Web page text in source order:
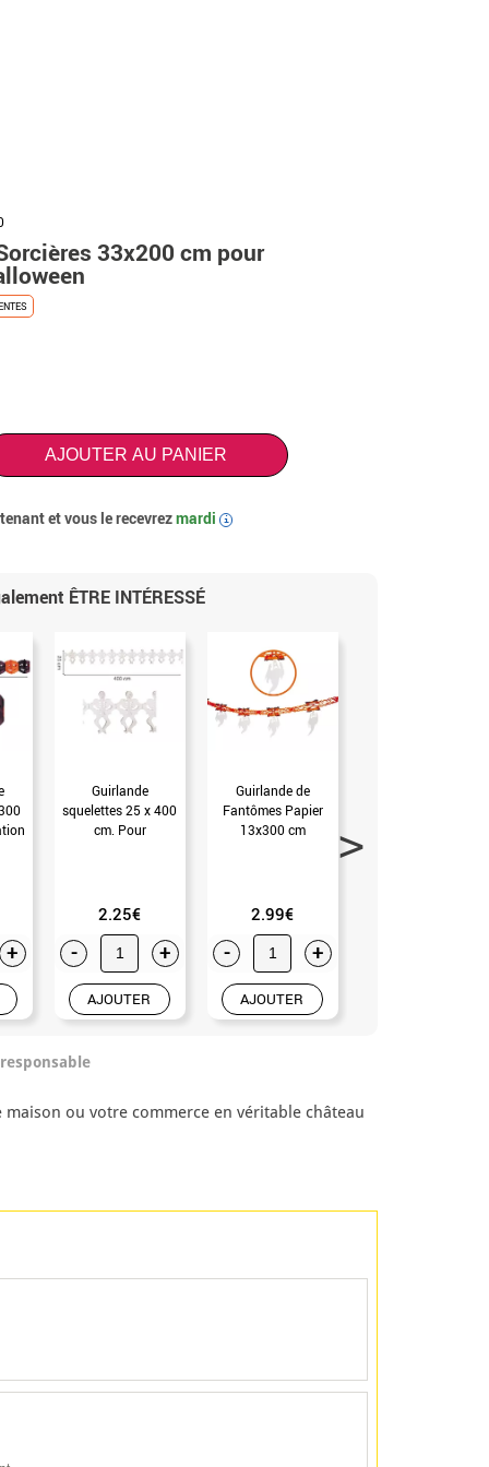
33x200 cm pour
AJOUTER AU PANIER
et vous le recevrezmardi i
ÊTRE INTÉRESSÉ
+
Guirlande
squelettes 25 x 400
cm. Pour
2.25€
- +
AJOUTER
Guirlande de
Fantômes Papier
13x300 cm
2.99€
- +
AJOUTER
ou votre commerce en véritable château